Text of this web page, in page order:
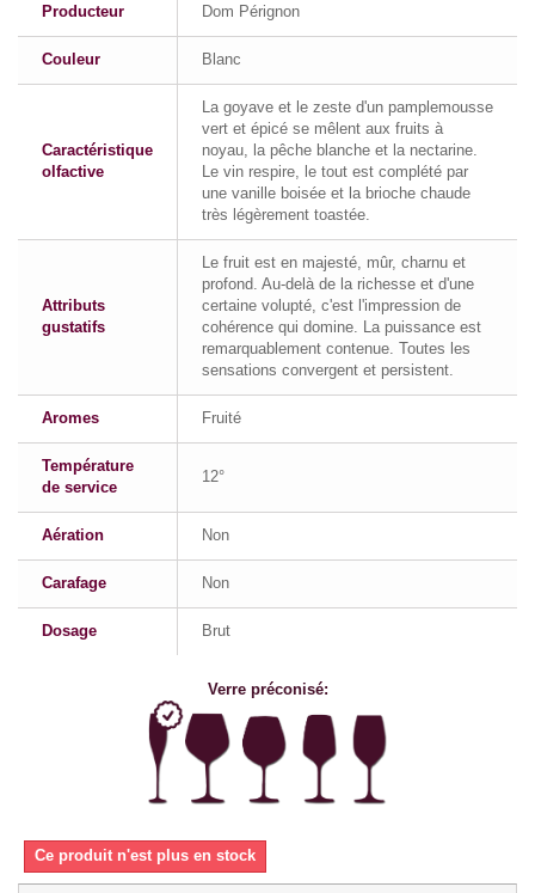
Producteur Dom Pérignon
Couleur Blanc
Caractéristique
olfactive
La goyave et le zeste d'un pamplemousse
vert et épicé se mêlent aux fruits à
noyau, la pêche blanche et la nectarine.
Le vin respire, le tout est complété par
une vanille boisée et la brioche chaude
très légèrement toastée.
Attributs
gustatifs
Le fruit est en majesté, mûr, charnu et
profond. Au-delà de la richesse et d'une
certaine volupté, c'est l'impression de
cohérence qui domine. La puissance est
remarquablement contenue. Toutes les
sensations convergent et persistent.
Aromes Fruité
Température
de service
12°
Aération Non
Carafage Non
Dosage Brut
Verre préconisé:
Ce produit n'est plus en stock